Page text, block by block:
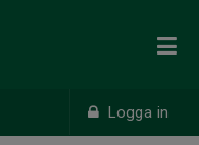
Logga in